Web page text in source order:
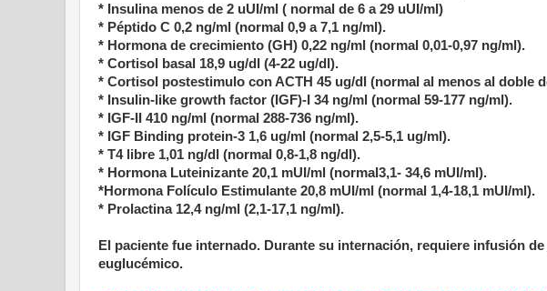
* Insulina menos de 2 uUI/ml ( normal de 6 a 29 uUI/ml)
* Péptido C 0,2 ng/ml (normal 0,9 a 7,1 ng/ml).
* Hormona de crecimiento (GH) 0,22 ng/ml (normal 0,01-0,97 ng/ml).
* Cortisol basal 18,9 ug/dl (4-22 ug/dl).
* Cortisol postestimulo con ACTH 45 ug/dl (normal al menos al doble
* Insulin-like growth factor (IGF)-I 34 ng/ml (normal 59-177 ng/ml).
* IGF-II 410 ng/ml (normal 288-736 ng/ml).
* IGF Binding protein-3 1,6 ug/ml (normal 2,5-5,1 ug/ml).
* T4 libre 1,01 ng/dl (normal 0,8-1,8 ng/dl).
* Hormona Luteinizante 20,1 mUI/ml (normal3,1- 34,6 mUI/ml).
*Hormona Folículo Estimulante 20,8 mUI/ml (normal 1,4-18,1 mUI/ml).
* Prolactina 12,4 ng/ml (2,1-17,1 ng/ml).
El paciente fue internado. Durante su internación, requiere infusión
euglucémico.